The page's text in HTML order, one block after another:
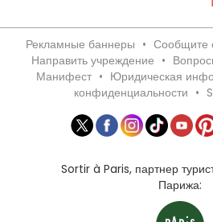
Рекламные баннеры • Сообщите
Направить учреждение •
Манифест • Юридическая
конфиденциальности •
Sortir à Paris, партнер
Парижа: